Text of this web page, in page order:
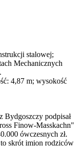
stalowej;
Mechanicznych
4,87 m; wysokość
podpisał
Finow-Masskachn"
ówczesnych zł.
skrót imion rodziców